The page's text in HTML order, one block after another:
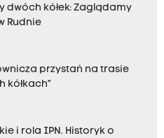
dwóch kółek: Zaglądamy
Rudnie
przystań na trasie
kółkach”
i rola IPN. Historyk o